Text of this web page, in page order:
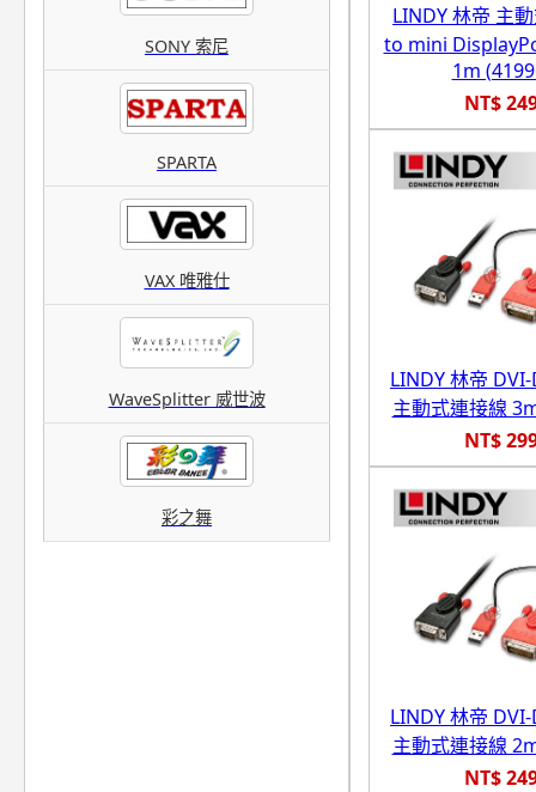
SONY 索尼
SPARTA
VAX 唯雅仕
WaveSplitter 威世波
彩之舞
LINDY 林帝 主
to mini
1m
NT$
LINDY 林帝
主動式連接線
NT$
LINDY 林帝
主動式連接線
NT$